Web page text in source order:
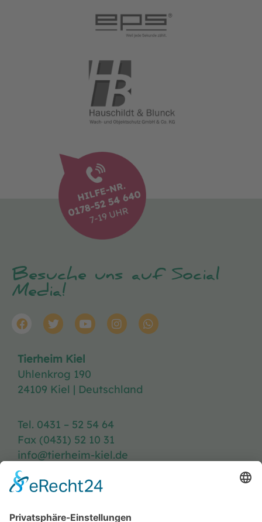
Besuche uns auf Social
Media!
Tierheim Kiel
Uhlenkrog 190
24109 Kiel | Deutschland
Tel. 0431 – 52 54 64
Fax (0431) 52 10 31
info@tierheim-kiel.de
Spenden